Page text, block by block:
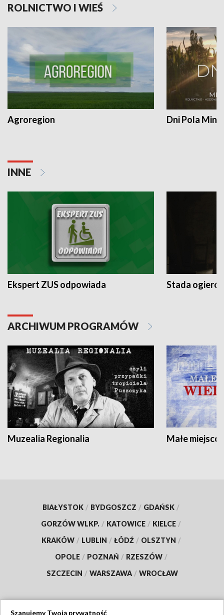
ROLNICTWO I WIEŚ
Agroregion Dni Pola
INNE
Ekspert ZUS odpowiada Stada
ARCHIWUM PROGRAMÓW
Muzealia Regionalia Małe
BIAŁYSTOK / BYDGOSZCZ / GDAŃSK /
GORZÓW WLKP. / KATOWICE / KIELCE /
KRAKÓW / LUBLIN / ŁÓDŹ / OLSZTYN /
OPOLE / POZNAŃ / RZESZÓW /
SZCZECIN / WARSZAWA / WROCŁAW
Szanujemy Twoją prywatność